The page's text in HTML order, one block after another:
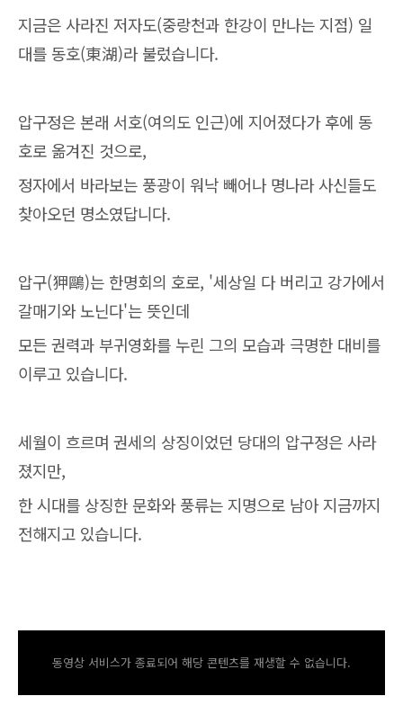
지금은 사라진 저자도(중랑천과 한강이 만나는 지점) 일
대를 동호(東湖)라 불렀습니다.
압구정은 본래 서호(여의도 인근)에 지어졌다가 후에 동
호로 옮겨진 것으로,
정자에서 바라보는 풍광이 워낙 빼어나 명나라 사신들도
찾아오던 명소였답니다.
압구(狎鷗)는 한명회의 호로, '세상일 다 버리고 강가에서
갈매기와 노닌다'는 뜻인데
모든 권력과 부귀영화를 누린 그의 모습과 극명한 대비를
이루고 있습니다.
세월이 흐르며 권세의 상징이었던 당대의 압구정은 사라
졌지만,
한 시대를 상징한 문화와 풍류는 지명으로 남아 지금까지
전해지고 있습니다.
동영상 서비스가 종료되어 해당 콘텐츠를 재생할 수 없습니다.